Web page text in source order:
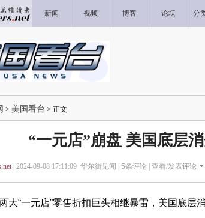
新闻 视频 博客 论坛 分
> 美国看台 > 正文
“一元店”崩盘 美国底层
| 2024-09-08 17:11:09 华尔街见闻 | 5条评论 | 查看/发表评论
“一元店”零售折扣巨头相继暴雷，美国底层消